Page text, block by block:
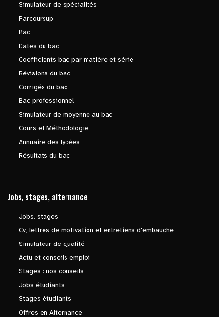
Simulateur de spécialités
Parcoursup
Bac
Dates du bac
Coefficients bac par matière et série
Révisions du bac
Corrigés du bac
Bac professionnel
Simulateur de moyenne au bac
Cours et Méthodologie
Annuaire des lycées
Résultats du bac
Jobs, stages, alternance
Jobs, stages
Cv, lettres de motivation et entretiens d'embauche
Simulateur de qualité
Actu et conseils emploi
Stages : nos conseils
Jobs étudiants
Stages étudiants
Offres en Alternance